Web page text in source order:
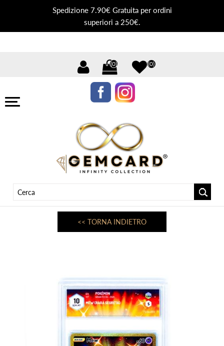
Spedizione 7.90€ Gratuita per ordini
superiori a 250€.
(0) (0)
<< TORNA INDIETRO